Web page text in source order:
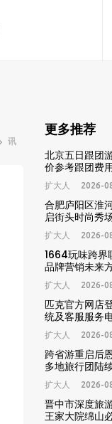
讯
更多推荐
北京五日跟团
价参考跟团费
扩大人 2026-
合肥庐阳区淮
启街头时尚秀
扩大人 2026-
1664玩味跨界
品牌营销未来
扩大人 2026-
匹克官方网店
统及客服服务
扩大人 2026-
跨省游重启后
多地旅行团陆
扩大人 2026-
晋中市深度旅
王家大院绵山